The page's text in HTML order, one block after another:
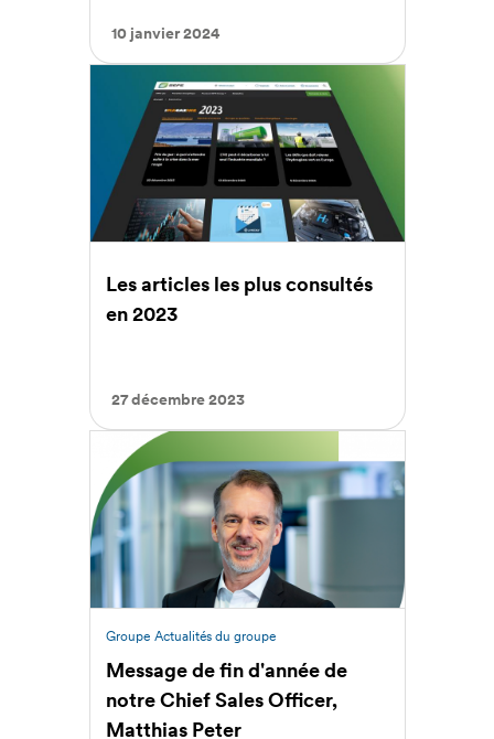
10 janvier 2024
Les articles les plus consultés
en 2023
27 décembre 2023
Groupe Actualités du groupe
Message de fin d'année de
notre Chief Sales Officer,
Matthias Peter